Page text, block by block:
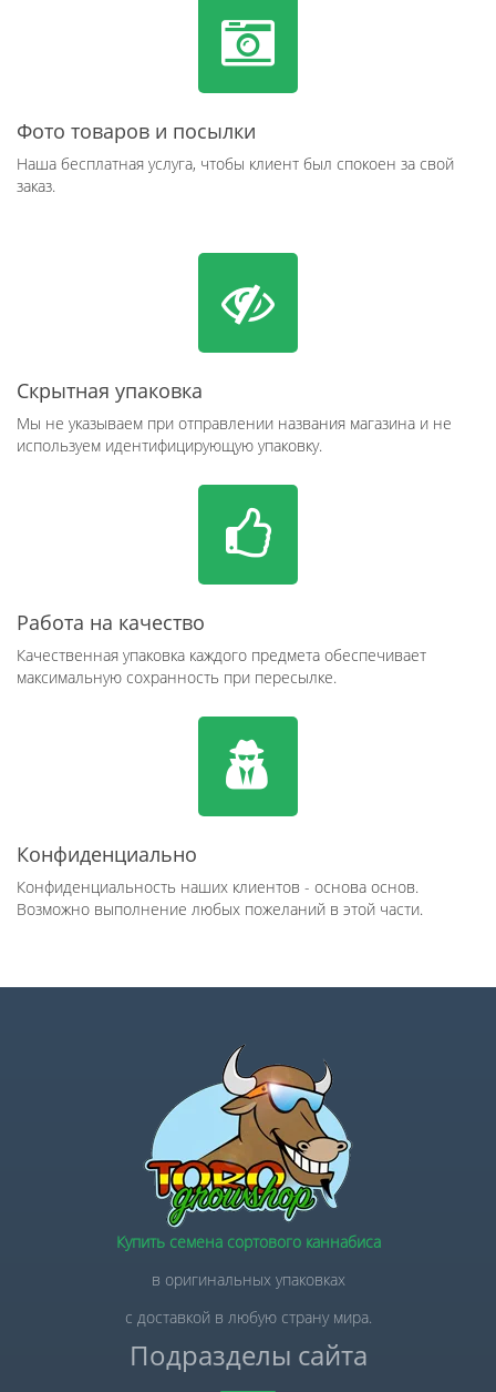
Фото товаров и посылки
Наша бесплатная услуга, чтобы клиент был спокоен за свой
заказ.
Скрытная упаковка
Мы не указываем при отправлении названия магазина и не
используем идентифицирующую упаковку.
Работа на качество
Качественная упаковка каждого предмета обеспечивает
максимальную сохранность при пересылке.
Конфиденциально
Конфиденциальность наших клиентов - основа основ.
Возможно выполнение любых пожеланий в этой части.
Купить семена сортового каннабиса
в оригинальных упаковках
с доставкой в любую страну мира.
Подразделы сайта